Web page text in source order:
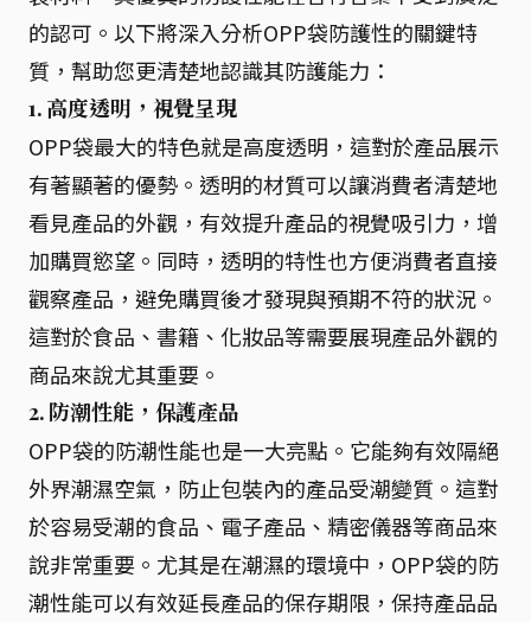
的認可。以下將深入分析OPP袋防護性的關鍵特
質，幫助您更清楚地認識其防護能力：
1. 高度透明，視覺呈現
OPP袋最大的特色就是高度透明，這對於產品展示
有著顯著的優勢。透明的材質可以讓消費者清楚地
看見產品的外觀，有效提升產品的視覺吸引力，增
加購買慾望。同時，透明的特性也方便消費者直接
觀察產品，避免購買後才發現與預期不符的狀況。
這對於食品、書籍、化妝品等需要展現產品外觀的
商品來說尤其重要。
2. 防潮性能，保護產品
OPP袋的防潮性能也是一大亮點。它能夠有效隔絕
外界潮濕空氣，防止包裝內的產品受潮變質。這對
於容易受潮的食品、電子產品、精密儀器等商品來
說非常重要。尤其是在潮濕的環境中，OPP袋的防
潮性能可以有效延長產品的保存期限，保持產品品